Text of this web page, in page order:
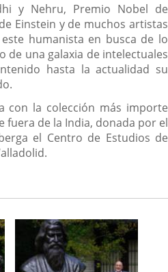
y Nehru, Premio Nobel de
Einstein y de muchos artistas
humanista en busca de lo
de una galaxia de intelectuales
hasta la actualidad su
con la colección más importe
fuera de la India, donada por el
el Centro de Estudios de